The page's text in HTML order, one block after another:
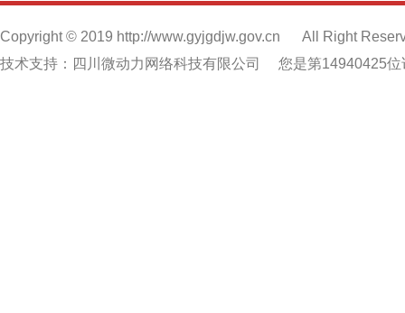
Copyright © 2019 http://www.gyjgdjw.gov.cn
All Right
技术支持：四川微动力网络科技有限公司
您是第14940425位